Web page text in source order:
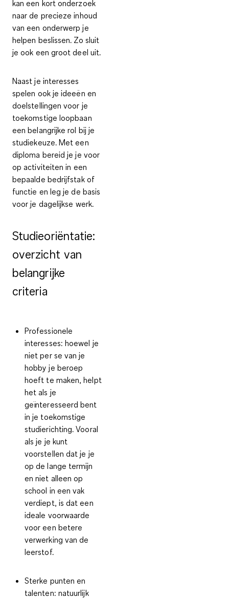
kan een kort onderzoek
naar de precieze inhoud
van een onderwerp je
helpen beslissen. Zo sluit
je ook een groot deel uit.
Naast je interesses
spelen ook jeideeën en
doelstellingen voor je
toekomstige loopbaan
eenbelangrijke rol bij je
studiekeuze. Met een
diploma bereid je je voor
op activiteiten in een
bepaalde bedrijfstak of
functie en leg je de basis
voor je dagelijkse werk.
Studieoriëntatie:
overzicht van
belangrijke
criteria
Professionele
interesses: hoewel je
niet per se van je
hobby je beroep
hoeft te maken, helpt
het als je
geïnteresseerd bent
in je toekomstige
studierichting. Vooral
als je je kunt
voorstellen dat je je
op de lange termijn
en niet alleen op
school in een vak
verdiept, is dat een
ideale voorwaarde
voor een betere
verwerking van de
leerstof.
Sterke punten en
talenten: natuurlijk